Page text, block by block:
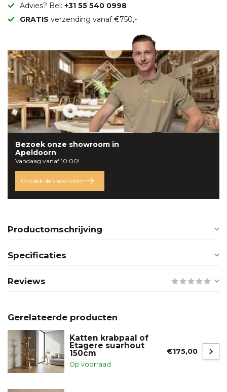
Advies? Bel: +31 55 540 0998
GRATIS verzending vanaf €750,-
Bezoek onze showroom in
Apeldoorn
Vandaag vanaf 10:00!
Ontdek de showroom
Productomschrijving
Specificaties
Reviews
Gerelateerde producten
Katten krabpaal of
Etagere suarhout
150cm
Op voorraad
€175,00